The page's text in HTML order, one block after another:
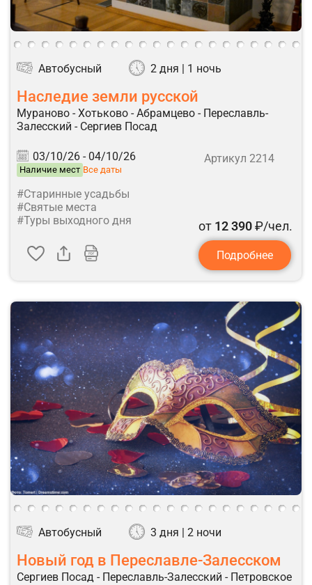
Автобусный 2 дня | 1 ночь
Наследие земли русской
Мураново - Хотьково - Абрамцево - Переславль-
Залесский - Сергиев Посад
03/10/26 - 04/10/26
Наличие мест Все даты
Артикул 2214
#Старинные усадьбы
#Святые места
#Туры выходного дня
от 12 390₽/чел.
Подробнее
Автобусный 3 дня | 2 ночи
Новый год в Переславле-Залесском
Сергиев Посад - Переславль-Залесский - Петровское